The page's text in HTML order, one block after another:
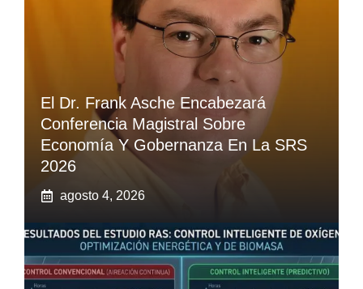
El Dr. Frank Asche Encabezará
Conferencia Magistral Sobre
Economía Y Gobernanza En La SRS
2026
agosto 4, 2026